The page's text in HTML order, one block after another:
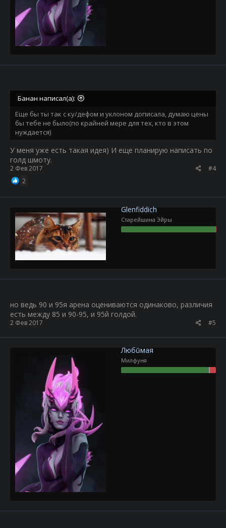
Бaнан написал(а):
Еще бы ты так с ку/дефом и уклоном дописала, думаю цены
бы тебе не было(по крайней мере для тех, кто в этом
нуждается)
У меня уже есть такая идея) И еще планирую написать по
голд шмоту.
2 Фев 2017 #4
2
Glenfiddich
Старейшина Эйры
но ведь 90 и 95я арена оцениваются одинаково, различия
есть между 85 и 90-95, и 95й голдой.
2 Фев 2017 #5
Любūмая
Милфуня